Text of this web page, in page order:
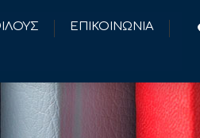
ΕΠΙΚΟΙΝΩΝΙΑ